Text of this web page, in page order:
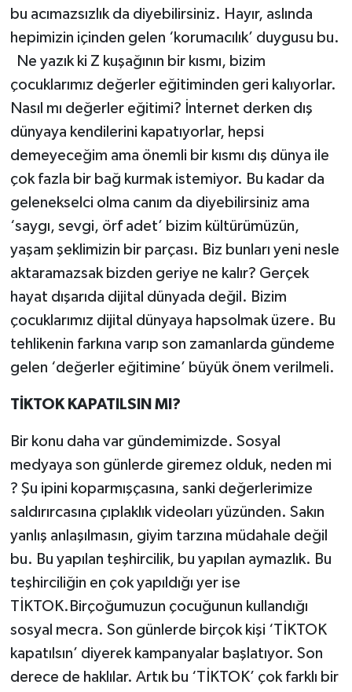
bu acımazsızlık da diyebilirsiniz. Hayır, aslında
hepimizin içinden gelen ‘korumacılık’ duygusu bu.
Ne yazık ki Z kuşağının bir kısmı, bizim
çocuklarımız değerler eğitiminden geri kalıyorlar.
Nasıl mı değerler eğitimi? İnternet derken dış
dünyaya kendilerini kapatıyorlar, hepsi
demeyeceğim ama önemli bir kısmı dış dünya ile
çok fazla bir bağ kurmak istemiyor. Bu kadar da
gelenekselci olma canım da diyebilirsiniz ama
‘saygı, sevgi, örf adet’ bizim kültürümüzün,
yaşam şeklimizin bir parçası. Biz bunları yeni nesle
aktaramazsak bizden geriye ne kalır? Gerçek
hayat dışarıda dijital dünyada değil. Bizim
çocuklarımız dijital dünyaya hapsolmak üzere. Bu
tehlikenin farkına varıp son zamanlarda gündeme
gelen ‘değerler eğitimine’ büyük önem verilmeli.
TİKTOK KAPATILSIN MI?
Bir konu daha var gündemimizde. Sosyal
medyaya son günlerde giremez olduk, neden mi
? Şu ipini koparmışçasına, sanki değerlerimize
saldırırcasına çıplaklık videoları yüzünden. Sakın
yanlış anlaşılmasın, giyim tarzına müdahale değil
bu. Bu yapılan teşhircilik, bu yapılan aymazlık. Bu
teşhirciliğin en çok yapıldığı yer ise
TİKTOK.Birçoğumuzun çocuğunun kullandığı
sosyal mecra. Son günlerde birçok kişi ‘TİKTOK
kapatılsın’ diyerek kampanyalar başlatıyor. Son
derece de haklılar. Artık bu ‘TİKTOK’ çok farklı bir